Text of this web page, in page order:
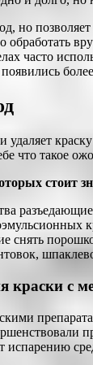
но
часто
удаляет
что такое
стоит
разъедающие
снять
краски с
испарению